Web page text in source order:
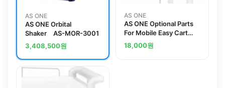
AS ONE
AS ONE Orbital
Shaker AS-MOR-3001
3,408,500원
AS ONE
AS ONE Optional Parts
For Mobile Easy Cart
Handle For ME21, 32
Gray
18,000원